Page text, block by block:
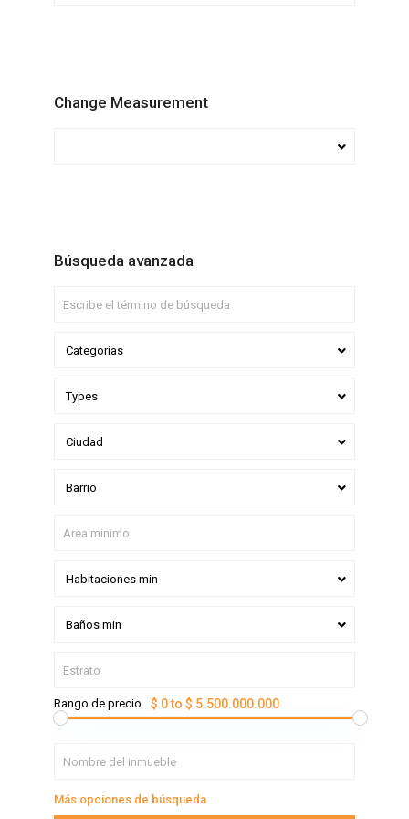
Change Measurement
Búsqueda avanzada
Categorías
Types
Ciudad
Barrio
Habitaciones min
Baños min
Rango de precio $ 0 to $ 5.500.000.000
Más opciones de búsqueda